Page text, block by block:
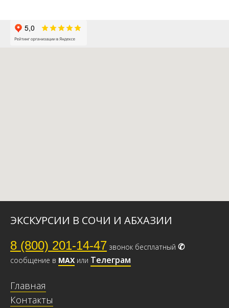
ЭКСКУРСИИ В СОЧИ И АБХАЗИИ
8 (800) 201-14-47 звонок бесплатный ✆
сообщение в МАХ или Телеграм
Главная
Контакты